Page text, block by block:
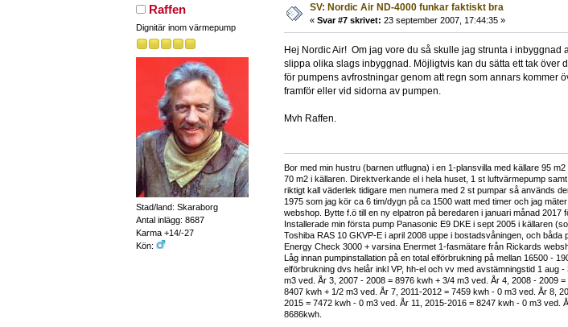
Raffen
Dignitär inom värmepump
Stad/land: Skaraborg
Antal inlägg: 8687
Karma +14/-27
Kön:
SV: Nordic Air ND-4000 funkar faktiskt bra
« Svar #7 skrivet: 23 september 2007, 17:44:35 »
Hej Nordic Air! Om jag vore du så skulle jag strunta i inbyggnad
slippa olika slags inbyggnad. Möjligtvis kan du sätta ett tak över
för pumpens avfrostningar genom att regn som annars kommer
framför eller vid sidorna av pumpen.
Mvh Raffen.
Bor med min hustru (barnen utflugna) i en 1-plansvilla med källare 95
70 m2 i källaren. Direktverkande el i hela huset, 1 st luftvärmepump
riktigt kall väderlek tidigare men numera med 2 st pumpar så används
1975 som jag kör ca 6 tim/dygn på ca 1500 watt med timer och jag
webshop. Bytte f.ö till en ny elpatron på beredaren i januari månad
Installerade min första pump Panasonic E9 DKE i sept 2005 i källaren
Toshiba RAS 10 GKVP-E i april 2008 uppe i bostadsvåningen, och
Energy Check 3000 + varsina Enermet 1-fasmätare från Rickards
Låg innan pumpinstallation på en total elförbrukning på mellan 16500 -
elförbrukning dvs helår inkl VP, hh-el och vv med avstämningstid 1 aug
m3 ved. År 3, 2007 - 2008 = 8976 kwh + 3/4 m3 ved. År 4, 2008 - 2009
8407 kwh + 1/2 m3 ved. År 7, 2011-2012 = 7459 kwh - 0 m3 ved. År 8,
2015 = 7472 kwh - 0 m3 ved. År 11, 2015-2016 = 8247 kwh - 0 m3
8686kwh.